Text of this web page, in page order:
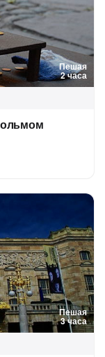
Пешая
2 часа
Пешая
3 часа